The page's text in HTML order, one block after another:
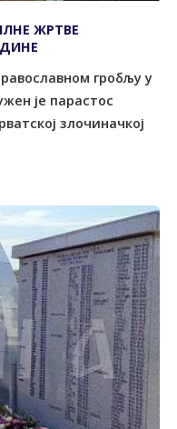
ЖРТВЕ
гробљу у
је парастос
злочиначкој